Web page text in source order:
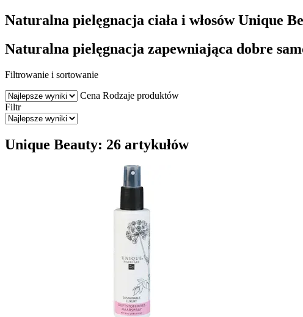
Naturalna pielęgnacja ciała i włosów Unique
Naturalna pielęgnacja zapewniająca dobre
Filtrowanie i sortowanie
Cena Rodzaje produktów
Filtr
Unique Beauty: 26 artykułów